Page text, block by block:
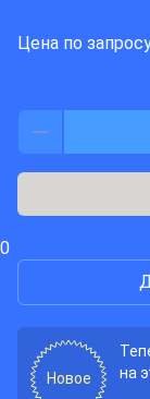
Цена по
0
Новое
на